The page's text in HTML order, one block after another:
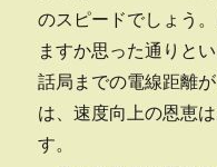
のスピードでしょう
ますか思った通りと
話局までの電線距離
は、速度向上の恩恵
す。